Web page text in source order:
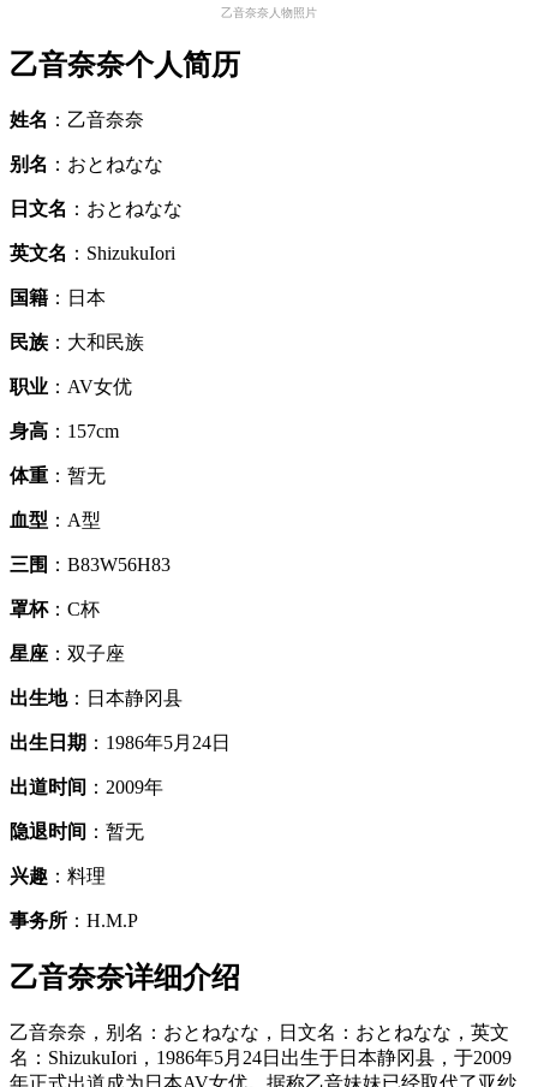
乙音奈奈人物照片
乙音奈奈个人简历
姓名 ：乙音奈奈
别名 ：おとねなな
日文名 ：おとねなな
英文名 ：ShizukuIori
国籍 ：日本
民族 ：大和民族
职业 ：AV女优
身高 ：157cm
体重 ：暂无
血型 ：A型
三围 ：B83W56H83
罩杯：C杯
星座 ：双子座
出生地：日本静冈县
出生日期 ：1986年5月24日
出道时间 ：2009年
隐退时间 ：暂无
兴趣 ：料理
事务所 ：H.M.P
乙音奈奈详细介绍
乙音奈奈，别名：おとねなな，日文名：おとねなな，英文
名：ShizukuIori，1986年5月24日出生于日本静冈县，于2009
年正式出道成为日本AV女优。据称乙音妹妹已经取代了亚纱